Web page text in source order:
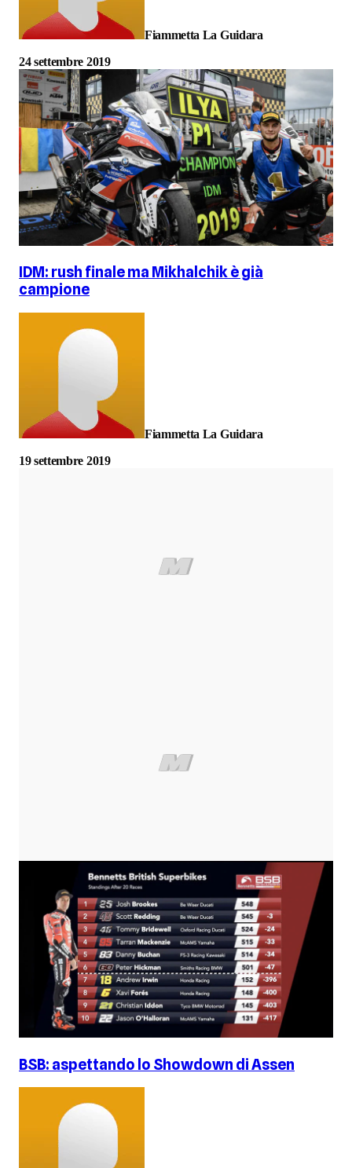
Fiammetta La Guidara
24 settembre 2019
IDM: rush finale ma Mikhalchik è già
campione
Fiammetta La Guidara
19 settembre 2019
BSB: aspettando lo Showdown di Assen